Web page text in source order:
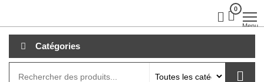
au
contenu
0
Menu
Catégories